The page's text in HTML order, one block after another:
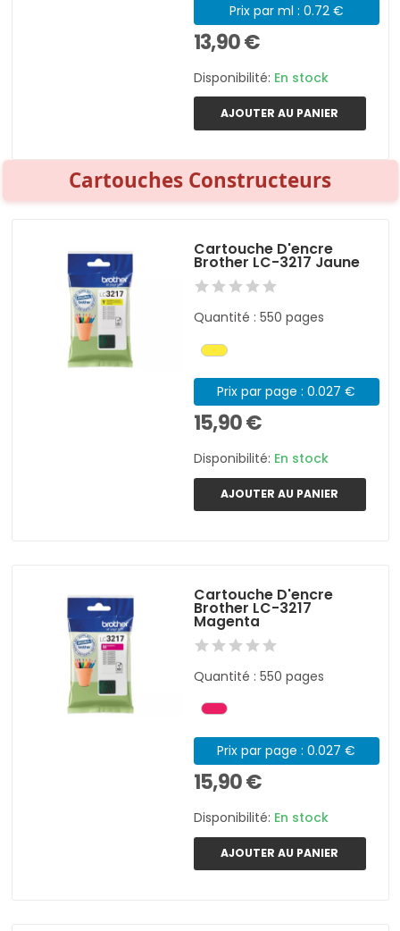
Prix par ml : 0.72 €
13,90 €
Disponibilité: En stock
AJOUTER AU PANIER
Cartouches Constructeurs
Cartouche D'encre
Brother LC-3217 Jaune
Quantité : 550 pages
Prix par page : 0.027 €
15,90 €
Disponibilité: En stock
AJOUTER AU PANIER
Cartouche D'encre
Brother LC-3217
Magenta
Quantité : 550 pages
Prix par page : 0.027 €
15,90 €
Disponibilité: En stock
AJOUTER AU PANIER